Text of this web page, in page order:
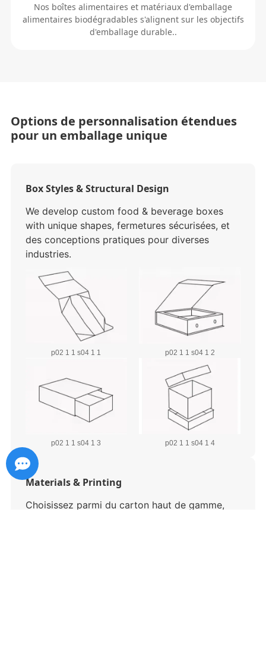
Nos boîtes alimentaires et matériaux d'emballage
alimentaires biodégradables s'alignent sur les objectifs
d'emballage durable..
Options de personnalisation étendues
pour un emballage unique
Box Styles & Structural Design
We develop custom food & beverage boxes
with unique shapes, fermetures sécurisées, et
des conceptions pratiques pour diverses
industries.
p02 1 1 s04 1 1 p02 1 1 s04 1 2
p02 1 1 s04 1 3 p02 1 1 s04 1 4
Materials & Printing
Choisissez parmi du carton haut de gamme,